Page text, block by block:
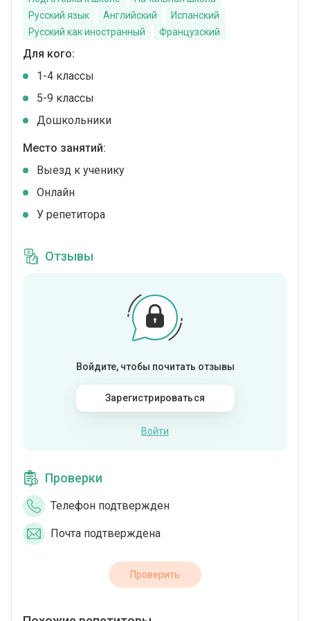
Русский язык
Английский
Испанский
Русский как иностранный
Французский
Для кого:
1-4 классы
5-9 классы
Дошкольники
Место занятий:
Выезд к ученику
Онлайн
У репетитора
Отзывы
Войдите, чтобы почитать отзывы
Зарегистрироваться
Войти
Проверки
Телефон подтвержден
Почта подтверждена
Проверить